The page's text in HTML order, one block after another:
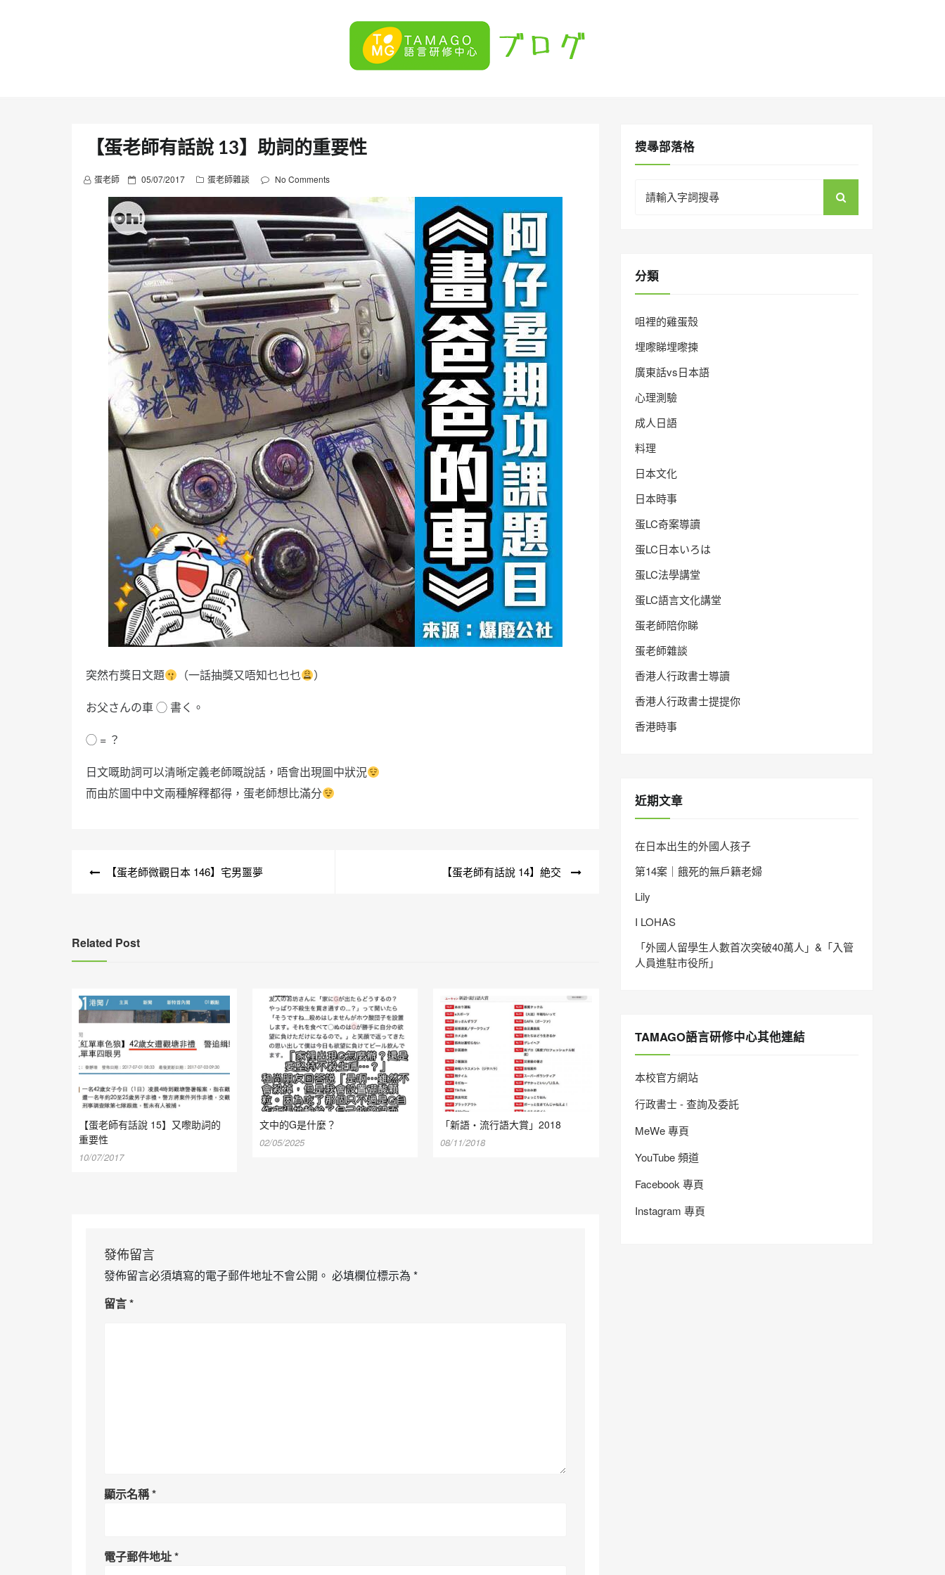
【蛋老師有話說 13】助詞的重要性
蛋老師
P
s
t
e
d
n
05/07/2017 蛋老師雜談 No Comments
突然冇獎日文題 （一話抽獎又唔知乜乜乜
）
お父さんの車 ◯ 書く。
◯ = ？
日文嘅助詞可以清晰定義老師嘅說話，唔會出現圖中狀況
而由於圖中中文兩種解釋都得，蛋老師想比滿分
【蛋老師微觀日本 146】宅男噩夢 【蛋老師有話說 14】絶交
Related Post
【蛋老師有話說 15】又嚟助詞的
重要性
10/07/2017
文中的G是什麼？
02/05/2025
「新語・流行語大賞」2018
08/11/2018
發佈留言
發佈留言必須填寫的電子郵件地址不會公開。 必填欄位標示為 *
留言*
顯示名稱*
電子郵件地址*
搜㝷部落格
for:
分類
咀裡的雞蛋殼
埋嚟睇埋嚟揀
廣東話vs日本語
心理測驗
成人日語
料理
日本文化
日本時事
蛋LC奇案導讀
蛋LC日本いろは
蛋LC法學講堂
蛋LC語言文化講堂
蛋老師陪你睇
蛋老師雜談
香港人行政書士導讀
香港人行政書士提提你
香港時事
近期文章
在日本出生的外國人孩子
第14案｜餓死的無戶籍老婦
Lily
I LOHAS
「外國人留學生人數首次突破40萬人」&「入管
人員進駐市役所」
TAMAGO語言研修中心其他連結
本校官方網站
行政書士 - 查詢及委託
MeWe 專頁
YouTube 頻道
Facebook 專頁
Instagram 專頁